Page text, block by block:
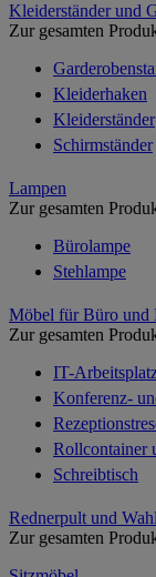
Kleiderständer und
Zur gesamten
Kleiderhaken
Kleiderständer
Schirmständer
Lampen
Zur gesamten
Bürolampe
Stehlampe
Möbel für Büro und
Zur gesamten
IT-
Konferenz-
Rollcontainer
Schreibtisch
Rednerpult und
Zur gesamten